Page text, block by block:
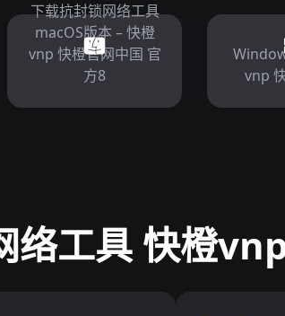
下载抗封锁网络工具
macOS版本 – 快橙
vnp 快橙官网中国 官
方8
vnp
络工具 快橙